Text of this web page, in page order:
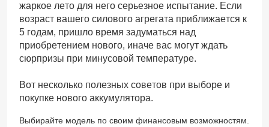
жаркое лето для него серьезное испытание. Если
возраст вашего силового агрегата приближается к
5 годам, пришло время задуматься над
приобретением нового, иначе вас могут ждать
сюрпризы при минусовой температуре.
Вот несколько полезных советов при выборе и
покупке нового аккумулятора.
Выбирайте модель по своим финансовым возможностям.